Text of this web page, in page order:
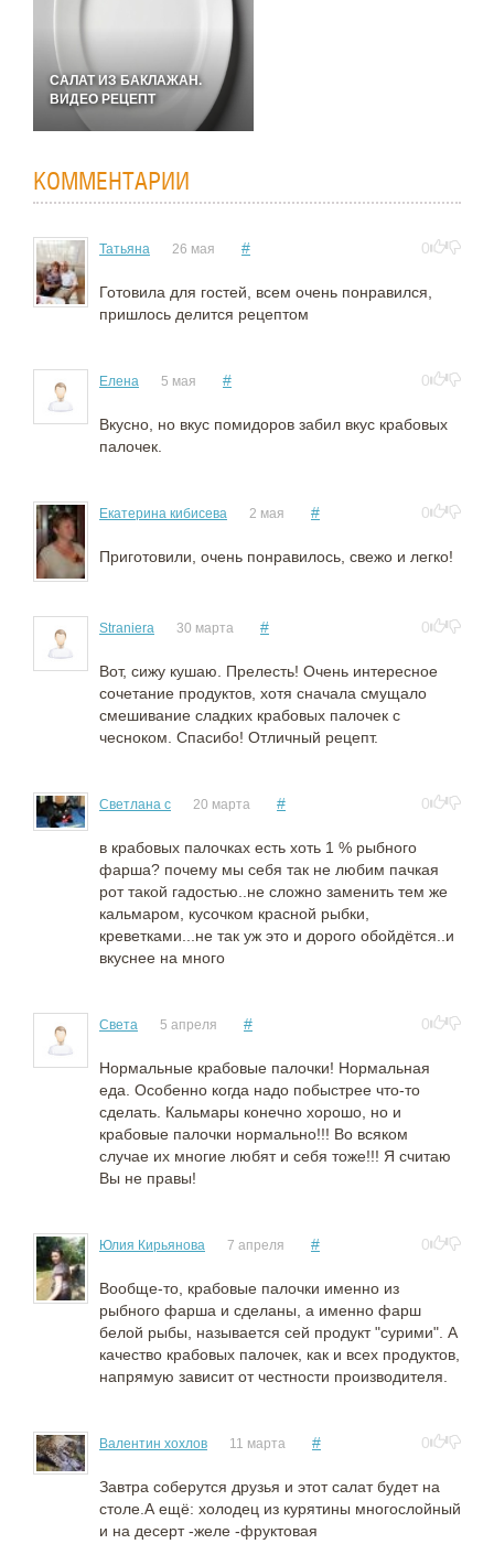
САЛАТ ИЗ БАКЛАЖАН.
ВИДЕО РЕЦЕПТ
КОММЕНТАРИИ
Татьяна 26 мая # 0
Готовила для гостей, всем очень понравился,
пришлось делится рецептом
Елена 5 мая # 0
Вкусно, но вкус помидоров забил вкус крабовых
палочек.
Екатерина кибисева 2 мая # 0
Приготовили, очень понравилось, свежо и легко!
Straniera 30 марта # 0
Вот, сижу кушаю. Прелесть! Очень интересное
сочетание продуктов, хотя сначала смущало
смешивание сладких крабовых палочек с
чесноком. Спасибо! Отличный рецепт.
Светлана с 20 марта # 0
в крабовых палочках есть хоть 1 % рыбного
фарша? почему мы себя так не любим пачкая
рот такой гадостью..не сложно заменить тем же
кальмаром, кусочком красной рыбки,
креветками...не так уж это и дорого обойдётся..и
вкуснее на много
Света 5 апреля # 0
Нормальные крабовые палочки! Нормальная
еда. Особенно когда надо побыстрее что-то
сделать. Кальмары конечно хорошо, но и
крабовые палочки нормально!!! Во всяком
случае их многие любят и себя тоже!!! Я считаю
Вы не правы!
Юлия Кирьянова 7 апреля # 0
Вообще-то, крабовые палочки именно из
рыбного фарша и сделаны, а именно фарш
белой рыбы, называется сей продукт "сурими". А
качество крабовых палочек, как и всех продуктов,
напрямую зависит от честности производителя.
Валентин хохлов 11 марта # 0
Завтра соберутся друзья и этот салат будет на
столе.А ещё: холодец из курятины многослойный
и на десерт -желе -фруктовая